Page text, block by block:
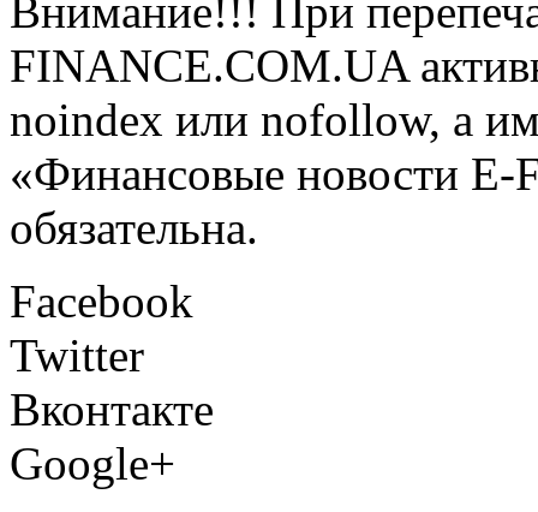
Внимание!!! При
FINANCE.COM.UA
noindex или nofollow, а
«Финансовые новости
обязательна.
Facebook
Twitter
Вконтакте
Google+